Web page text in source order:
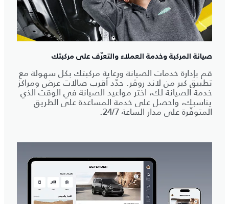
صيانة المركبة وخدمة العملاء والتعرّف على مركبتك
قم بإدارة خدمات الصيانة ورعاية مركبتك بكل سهولة مع
تطبيق كير من لاند روڤر. حدّد أقرب صالات عرض ومراكز
خدمة الصيانة لك، اختر مواعيد الصيانة في الوقت الذي
يناسبك، واحصل على خدمة المساعدة على الطريق
المتوفّرة على مدار الساعة 24/7.